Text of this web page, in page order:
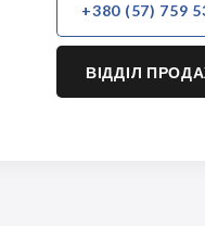
+380 (57) 759
ВІДДІЛ